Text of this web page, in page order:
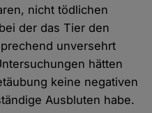
nicht tödlichen
der das Tier den
unversehrt
hätten
keine negativen
Ausbluten habe.